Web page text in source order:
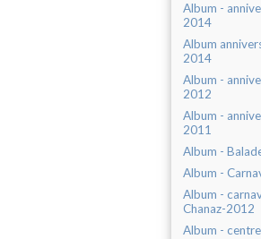
Album -
2014
Album
2014
Album -
2012
Album -
2011
Album -
Album -
Album -
Chanaz-2012
Album -